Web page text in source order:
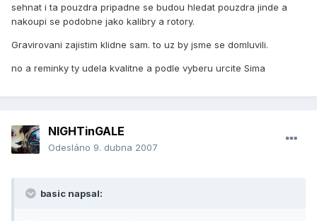
sehnat i ta pouzdra pripadne se budou hledat pouzdra jinde a
nakoupi se podobne jako kalibry a rotory.
Gravirovani zajistim klidne sam. to uz by jsme se domluvili.
no a reminky ty udela kvalitne a podle vyberu urcite Sima
NIGHTinGALE
Odesláno 9. dubna 2007
basic napsal: